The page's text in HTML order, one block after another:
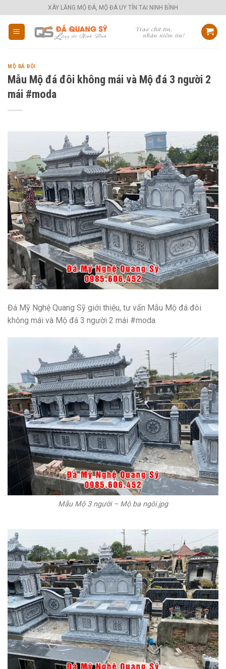
to
content
XÂY LĂNG MỘ ĐÁ, MỘ ĐÁ UY TÍN TẠI NINH BÌNH
MỘ ĐÁ ĐÔI
Mẫu Mộ đá đôi không mái và Mộ đá 3 người 2
mái #moda
Đá Mỹ Nghệ Quang Sỹ giới thiệu, tư vấn Mẫu Mộ đá đôi
không mái và Mộ đá 3 người 2 mái #moda
Mẫu Mộ 3 người – Mộ ba ngôi.jpg